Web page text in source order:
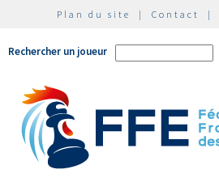
Plan du site | Contact |
Rechercher un joueur